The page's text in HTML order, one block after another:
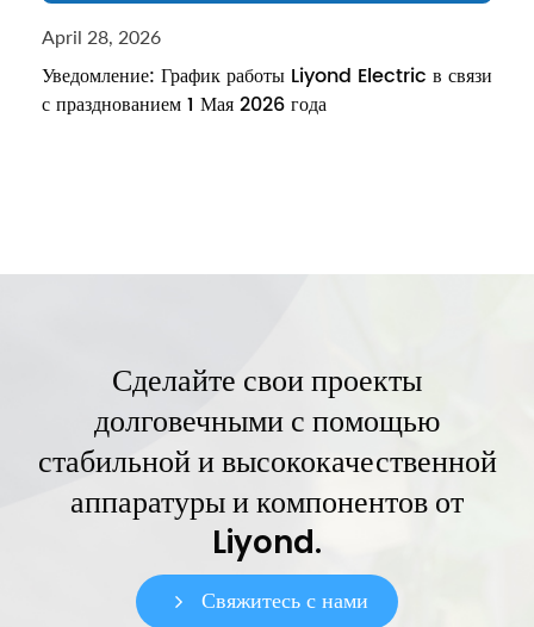
April 28, 2026
Уведомление: График работы Liyond Electric в связи
с празднованием 1 Мая 2026 года
Сделайте свои проекты
долговечными с помощью
стабильной и высококачественной
аппаратуры и компонентов от
Liyond.
Свяжитесь с нами